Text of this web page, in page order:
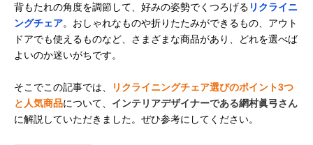
背もたれの角度を調節して、好みの姿勢でくつろげる リクライニ
ングチェア。おしゃれなものや折りたたみができるもの、アウト
ドアでも使えるものなど、さまざまな商品があり、どれを選べば
よいのか迷いがちです。
そこでこの記事では、
リクライニングチェア選びのポイント3つ
と人気商品について、 インテリアデザイナーである網村眞弓さん
に解説していただきました。ぜひ参考にしてください。